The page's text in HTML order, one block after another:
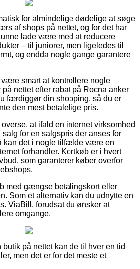
for almindelige dødelige at søge
af shops på nettet, og for det har
lade være med at reducere
– til juniorer, men ligeledes til
og endda nogle gange garantere
smart at kontrollere nogle
nettet efter rabat på Rocna anker
færdiggør din shopping, så du er
den mest betalelige pris.
at ifald en internet virksomhed
for en salgspris der anses for
kan det i nogle tilfælde være en
forhandler. Kortkøb er i hvert
som garanterer køber overfor
med gængse betalingskort eller
Som et alternativ kan du udnytte en
ViaBill, forudsat du ønsker at
omgange.
butik på nettet kan de til hver en tid
men det er for det meste et